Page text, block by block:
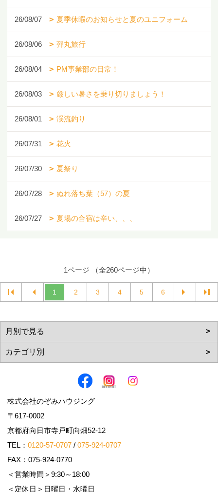
26/08/07 夏季休暇のお知らせと夏のユニフォーム
26/08/06 弾丸旅行
26/08/04 PM事業部の日常！
26/08/03 厳しい暑さを乗り切りましょう！
26/08/01 渓流釣り
26/07/31 花火
26/07/30 夏祭り
26/07/28 ぬれ落ち葉（57）の夏
26/07/27 夏場の合宿は辛い、、、
1ページ （全260ページ中）
1 2 3 4 5 6
株式会社のぞみハウジング
〒617-0002
京都府向日市寺戸町向畑52-12
TEL： 0120-57-0707 / 075-924-0707
FAX：075-924-0770
＜営業時間＞9:30～18:00
＜定休日＞日曜日・水曜日